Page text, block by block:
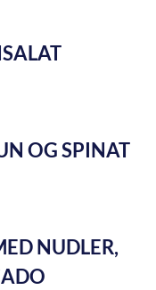
OG SPINAT
NUDLER,